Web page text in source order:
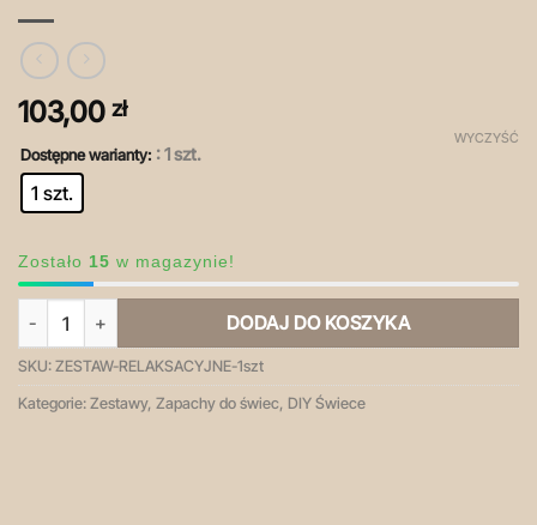
103,00 zł
Dostępne warianty: : 1 szt.
1 szt.
WYCZYŚĆ
Zostało 15 w magazynie!
ilość Zestaw 4x100 ml Olejków Zapachowych do Świec -
DODAJ DO KOSZYKA
SKU: ZESTAW-RELAKSACYJNE-1szt
Kategorie: Zestawy, Zapachy do świec, DIY Świece